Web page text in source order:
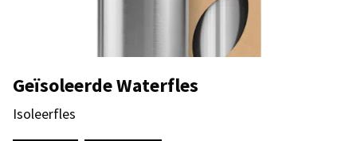
Geïsoleerde Waterfles
Isoleerfles